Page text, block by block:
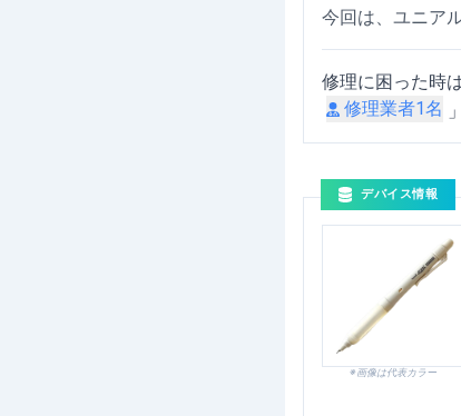
ユニアルファゲ
今回は、ユニア
修理に困った時
修理業者1名
デバイス情報
※画像は代表カラー